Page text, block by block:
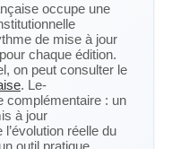
occupe une
de mise à jour
chaque édition.
on peut consulter le
. Le-
complémentaire : un
à jour
réelle du
outil pratique,